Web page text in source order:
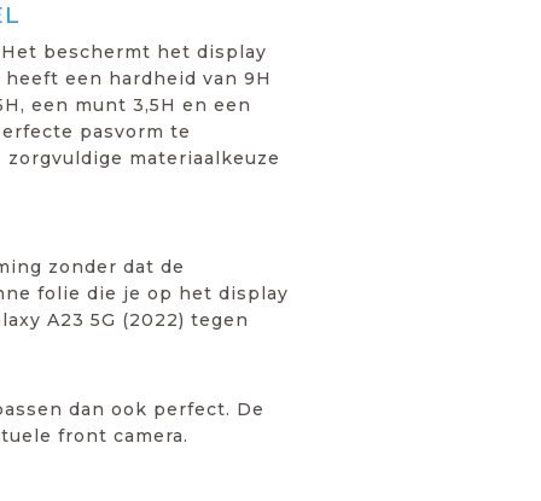
beschermt het display
een hardheid van 9H
een munt 3,5H en een
pasvorm te
materiaalkeuze
zonder dat de
folie die je op het display
A23 5G (2022) tegen
dan ook perfect. De
front camera.